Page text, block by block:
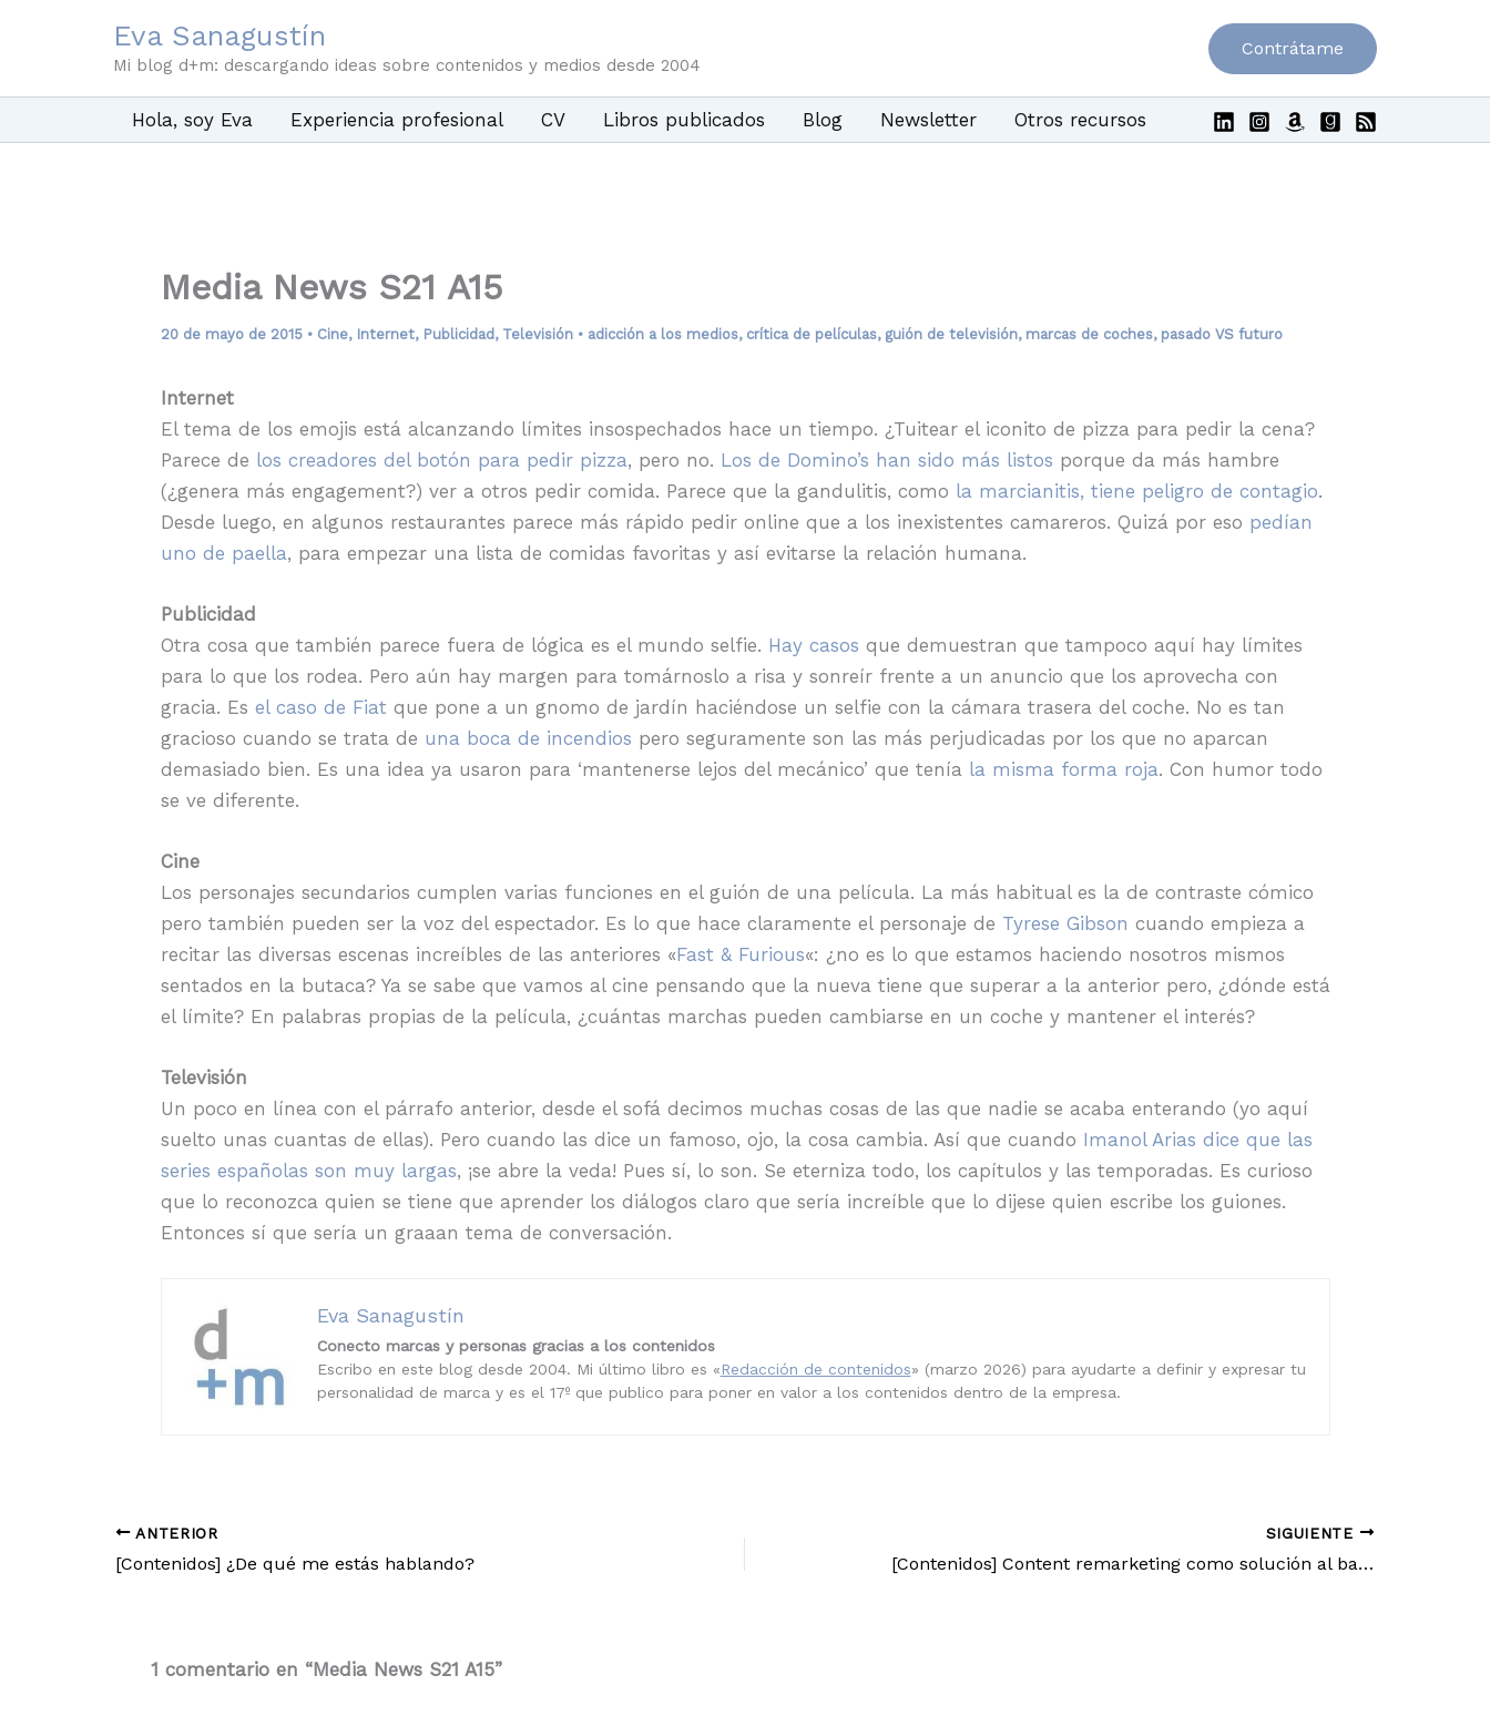
Eva Sanagustín
Mi blog d+m: descargando ideas sobre contenidos y medios desde 2004
Contrátame
Hola, soy Eva Experiencia profesional CV Libros publicados Blog Newsletter Otros recursos
Media News S21 A15
20 de mayo de 2015 • Cine, Internet, Publicidad, Televisión• adicción a los medios, crítica de películas, guión de televisión, marcas de coches, pasado VS futuro
Internet
El tema de los emojis está alcanzando límites insospechados hace un tiempo. ¿Tuitear el iconito de pizza para pedir la cena?
Parece de los creadores del botón para pedir pizza, pero no. Los de Domino’s han sido más listos porque da más hambre
(¿genera más engagement?) ver a otros pedir comida. Parece que la gandulitis, como la marcianitis, tiene peligro de contagio.
Desde luego, en algunos restaurantes parece más rápido pedir online que a los inexistentes camareros. Quizá por eso pedían
uno de paella, para empezar una lista de comidas favoritas y así evitarse la relación humana.
Publicidad
Otra cosa que también parece fuera de lógica es el mundo selfie. Hay casos que demuestran que tampoco aquí hay límites
para lo que los rodea. Pero aún hay margen para tomárnoslo a risa y sonreír frente a un anuncio que los aprovecha con
gracia. Es el caso de Fiatque pone a un gnomo de jardín haciéndose un selfie con la cámara trasera del coche. No es tan
gracioso cuando se trata de una boca de incendios pero seguramente son las más perjudicadas por los que no aparcan
demasiado bien. Es una idea ya usaron para ‘mantenerse lejos del mecánico’ que tenía la misma forma roja. Con humor todo
se ve diferente.
Cine
Los personajes secundarios cumplen varias funciones en el guión de una película. La más habitual es la de contraste cómico
pero también pueden ser la voz del espectador. Es lo que hace claramente el personaje de Tyrese Gibson cuando empieza a
recitar las diversas escenas increíbles de las anteriores «Fast & Furious«: ¿no es lo que estamos haciendo nosotros mismos
sentados en la butaca? Ya se sabe que vamos al cine pensando que la nueva tiene que superar a la anterior pero, ¿dónde está
el límite? En palabras propias de la película, ¿cuántas marchas pueden cambiarse en un coche y mantener el interés?
Televisión
Un poco en línea con el párrafo anterior, desde el sofá decimos muchas cosas de las que nadie se acaba enterando (yo aquí
suelto unas cuantas de ellas). Pero cuando las dice un famoso, ojo, la cosa cambia. Así que cuando Imanol Arias dice que las
series españolas son muy largas, ¡se abre la veda! Pues sí, lo son. Se eterniza todo, los capítulos y las temporadas. Es curioso
que lo reconozca quien se tiene que aprender los diálogos claro que sería increíble que lo dijese quien escribe los guiones.
Entonces sí que sería un graaan tema de conversación.
Eva Sanagustín
Conecto marcas y personas gracias a los contenidos
Escribo en este blog desde 2004. Mi último libro es «Redacción de contenidos» (marzo 2026) para ayudarte a definir y expresar tu
personalidad de marca y es el 17º que publico para poner en valor a los contenidos dentro de la empresa.
ANTERIOR
[Contenidos] ¿De qué me estás hablando?
SIGUIENTE
[Contenidos] Content remarketing como solución al bajo engagement
1 comentario en “Media News S21 A15”